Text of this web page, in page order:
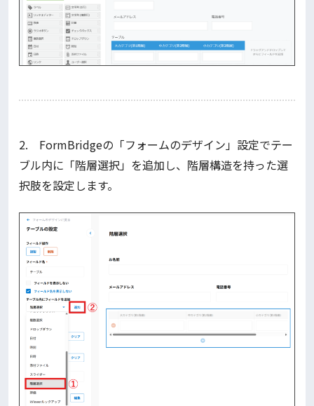
2. FormBridgeの「フォームのデザイン」設定でテー
ブル内に「階層選択」を追加し、階層構造を持った選
択肢を設定します。